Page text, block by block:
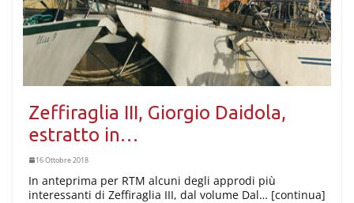
Zeffiraglia III, Giorgio Daidola,
estratto in…
16 Ottobre 2018
In anteprima per RTM alcuni degli approdi più
interessanti di Zeffiraglia III, dal volume Dal… [continua]